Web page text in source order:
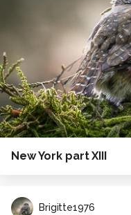
New York part XIII
Brigitte1976